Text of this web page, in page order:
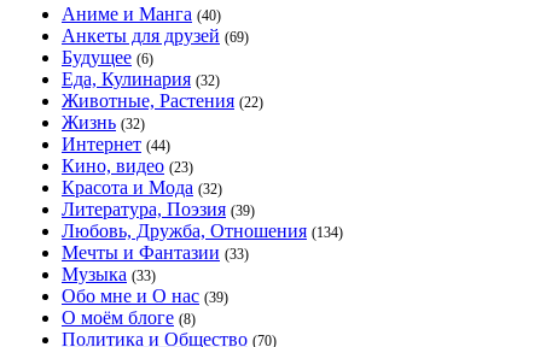
Аниме и Манга (40)
Анкеты для друзей (69)
Будущее (6)
Еда, Кулинария (32)
Животные, Растения (22)
Жизнь (32)
Интернет (44)
Кино, видео (23)
Красота и Мода (32)
Литература, Поэзия (39)
Любовь, Дружба, Отношения (134)
Мечты и Фантазии (33)
Музыка (33)
Обо мне и О нас (39)
О моём блоге (8)
Политика и Общество (70)